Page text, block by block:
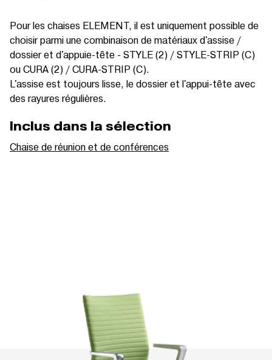
Pour les chaises ELEMENT, il est uniquement possible de
choisir parmi une combinaison de matériaux d'assise /
dossier et d'appuie-tête - STYLE (2) / STYLE-STRIP (C)
ou CURA (2) / CURA-STRIP (C).
L'assise est toujours lisse, le dossier et l'appui-tête avec
des rayures régulières.
Inclus dans la sélection
Chaise de réunion et de conférences